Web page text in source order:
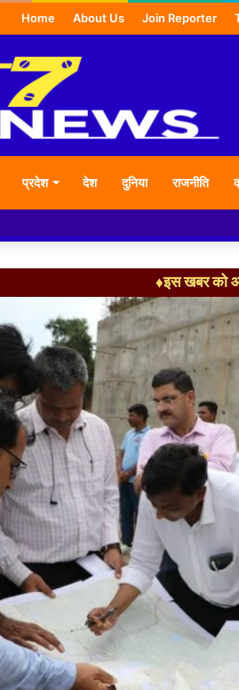
Home About Us Join Reporter
प्रदेश देश दुनिया राजनीति
नमस्कार
♦इस खबर को